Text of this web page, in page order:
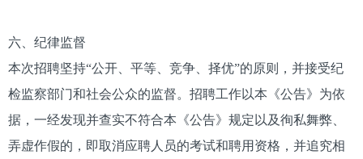
六、纪律监督
本次招聘坚持“公开、平等、竞争、择优”的原则，并接受纪
检监察部门和社会公众的监督。招聘工作以本《公告》为依
据，一经发现并查实不符合本《公告》规定以及徇私舞弊、
弄虚作假的，即取消应聘人员的考试和聘用资格，并追究相